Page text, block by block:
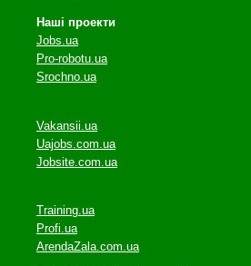
Наші проекти
Jobs.ua
Pro-robotu.ua
Srochno.ua
Vakansii.ua
Uajobs.com.ua
Jobsite.com.ua
Training.ua
Profi.ua
ArendaZala.com.ua